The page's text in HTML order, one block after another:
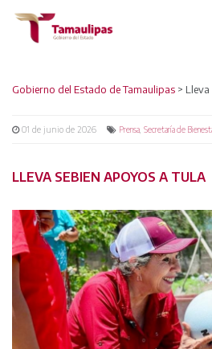
Gobierno del Estado de Tamaulipas > Lleva
01 de junio de 2026 Prensa Secretaría de
LLEVA SEBIEN APOYOS A TULA